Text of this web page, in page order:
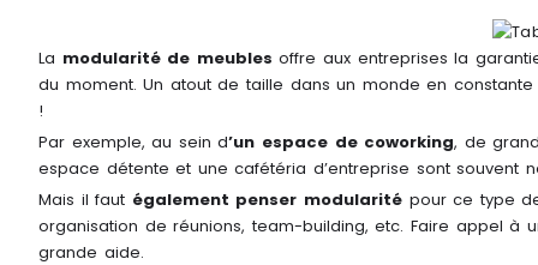
La modularité de meubles offre aux entreprises la
du moment. Un atout de taille dans un monde en
!
Par exemple, au sein d’un espace de coworking, de
espace détente et une cafétéria d’entreprise sont souvent
Mais il faut également penser modularité pour ce type
organisation de réunions, team-building, etc. Faire appel à
grande aide.